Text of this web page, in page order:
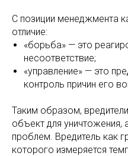
С позиции менеджмента
отличие:
«борьба» — это
несоответствие;
«управление» — это
контроль причин его
Таким образом,
объект для уничтожения,
проблем. Вредитель как
которого измеряется